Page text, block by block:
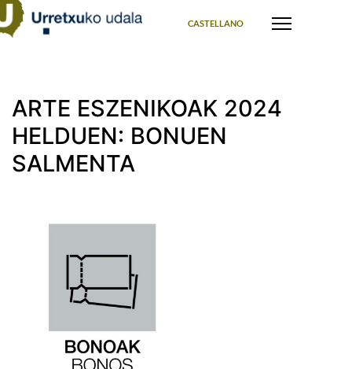
CASTELLANO
ARTE ESZENIKOAK 2024
HELDUEN: BONUEN
SALMENTA